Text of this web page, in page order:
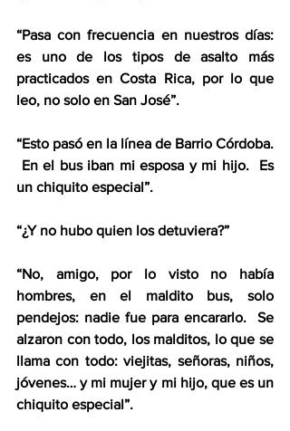
“Pasa con frecuencia en nuestros días:
es uno de los tipos de asalto más
practicados en Costa Rica, por lo que
leo, no solo en San José”.
“Esto pasó en la línea de Barrio Córdoba.
En el bus iban mi esposa y mi hijo.  Es
un chiquito especial”.
“¿Y no hubo quien los detuviera?”
“No, amigo, por lo visto no había
hombres, en el maldito bus, solo
pendejos: nadie fue para encararlo.  Se
alzaron con todo, los malditos, lo que se
llama con todo: viejitas, señoras, niños,
jóvenes… y mi mujer y mi hijo, que es un
chiquito especial”.